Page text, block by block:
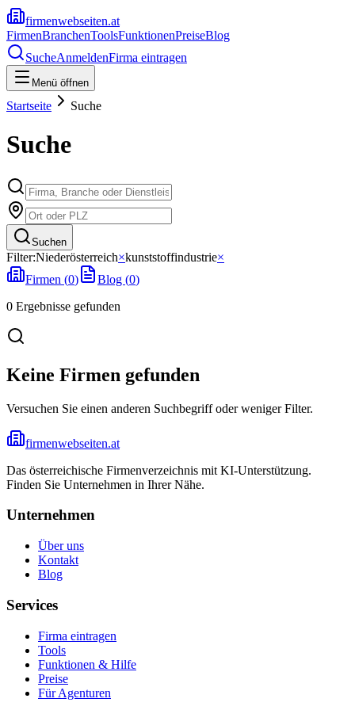
firmenwebseiten.at
FirmenBranchenToolsFunktionenPreiseBlog
SucheAnmeldenFirma eintragen
Menü öffnen
Startseite Suche
Suche
Suchen
Filter:Niederösterreich×kunststoffindustrie×
Firmen (0) Blog (0)
0 Ergebnisse gefunden
Keine Firmen gefunden
Versuchen Sie einen anderen Suchbegriff oder weniger Filter.
firmenwebseiten.at
Das österreichische Firmenverzeichnis mit KI-Unterstützung.
Finden Sie Unternehmen in Ihrer Nähe.
Unternehmen
Über uns
Kontakt
Blog
Services
Firma eintragen
Tools
Funktionen & Hilfe
Preise
Für Agenturen